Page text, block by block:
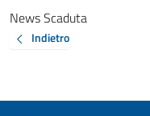
News Scaduta
Indietro